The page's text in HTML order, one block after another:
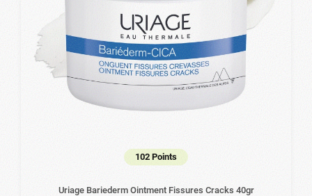
102 Points
Uriage Bariederm Ointment Fissures Cracks 40gr